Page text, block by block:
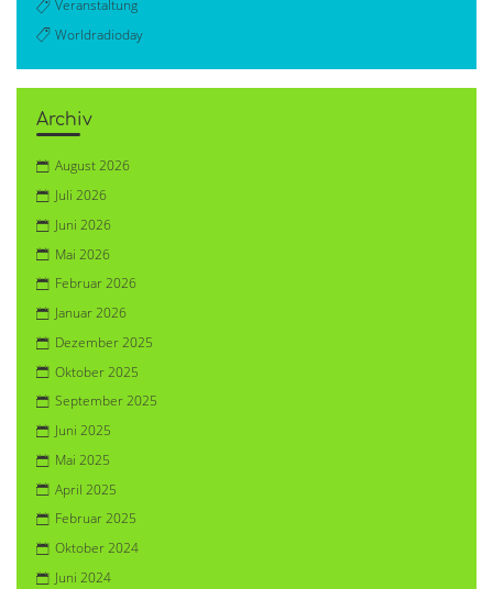
Veranstaltung
Worldradioday
Archiv
August 2026
Juli 2026
Juni 2026
Mai 2026
Februar 2026
Januar 2026
Dezember 2025
Oktober 2025
September 2025
Juni 2025
Mai 2025
April 2025
Februar 2025
Oktober 2024
Juni 2024